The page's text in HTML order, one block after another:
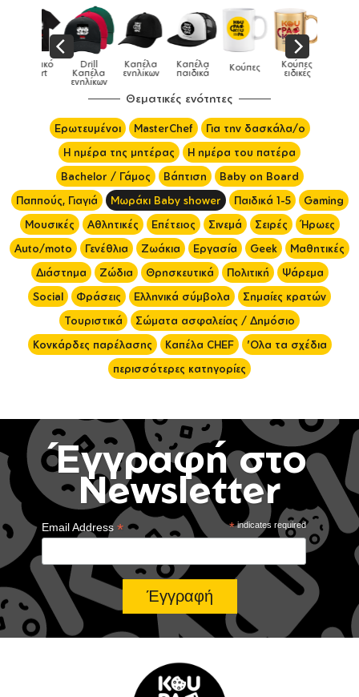
Καπέλα
ενηλίκων
Καπέλα
ενηλίκων
Καπέλα
παιδικά Κούπες Κούπες
ειδικές χρωματιστές
Θεματικές ενότητες
Ερωτευμένοι MasterChef
Για την δασκάλα/ο
Η ημέρα της μητέρας
Η ημέρα του πατέρα
Bachelor / Γάμος
Βάπτιση
Baby on Board
Παππούς, Γιαγιά
Μωράκι Baby shower Παιδικά 1-5
Gaming
Μουσικές
Αθλητικές Επέτειος Σινεμά Σειρές
Ήρωες
Auto/moto
Γενέθλια Ζωάκια Εργασία Geek
Μαθητικές
Διάστημα
Ζώδια Θρησκευτικά Πολιτική
Ψάρεμα
Social
Φράσεις Ελληνικά σύμβολα
Σημαίες κρατών
Τουριστικά
Σώματα ασφαλείας / Δημόσιο
Κονκάρδες παρέλασης
Καπέλα CHEF
'Ολα τα σχέδια
περισσότερες κατηγορίες
Έγγραφή στο
Newsletter
*indicates required
Email Address*